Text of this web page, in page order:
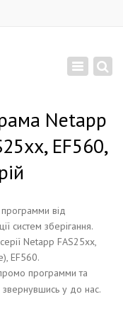
Toggle
Netapp
EF560,
від
систем зберігання.
Netapp FAS25xx,
EF560.
программи та
звернувшись у до нас.